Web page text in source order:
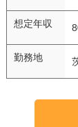
想定年収
勤務地